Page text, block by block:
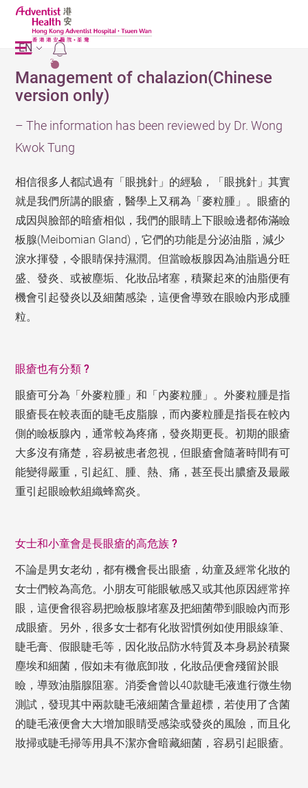
2
EN
Management of chalazion(Chinese
version only)
– The information has been reviewed by Dr. Wong
Kwok Tung
相信很多人都試過有「眼挑針」的經驗，「眼挑針」其實
就是我們所講的眼瘡，醫學上又稱為「麥粒腫」。眼瘡的
成因與臉部的暗瘡相似，我們的眼睛上下眼瞼邊都佈滿瞼
板腺(Meibomian Gland)，它們的功能是分泌油脂，減少
淚水揮發，令眼睛保持濕潤。但當瞼板腺因為油脂過分旺
盛、發炎、或被塵垢、化妝品堵塞，積聚起來的油脂便有
機會引起發炎以及細菌感染，這便會導致在眼瞼内形成腫
粒。
眼瘡也有分類 ?
眼瘡可分為「外麥粒腫」和「內麥粒腫」。外麥粒腫是指
眼瘡長在較表面的睫毛皮脂腺，而內麥粒腫是指長在較內
側的瞼板腺內，通常較為疼痛，發炎期更長。初期的眼瘡
大多沒有痛楚，容易被患者忽視，但眼瘡會隨著時間有可
能變得嚴重，引起紅、腫、熱、痛，甚至長出膿瘡及最嚴
重引起眼瞼軟組織蜂窩炎。
女士和小童會是長眼瘡的高危族 ?
不論是男女老幼，都有機會長出眼瘡，幼童及經常化妝的
女士們較為高危。小朋友可能眼敏感又或其他原因經常捽
眼，這便會很容易把瞼板腺堵塞及把細菌帶到眼瞼內而形
成眼瘡。另外，很多女士都有化妝習慣例如使用眼線筆、
睫毛膏、假眼睫毛等，因化妝品防水特質及本身易於積聚
塵埃和細菌，假如未有徹底卸妝，化妝品便會殘留於眼
瞼，導致油脂腺阻塞。消委會曾以40款睫毛液進行微生物
測試，發現其中兩款睫毛液細菌含量超標，若使用了含菌
的睫毛液便會大大增加眼睛受感染或發炎的風險，而且化
妝掃或睫毛掃等用具不潔亦會暗藏細菌，容易引起眼瘡。